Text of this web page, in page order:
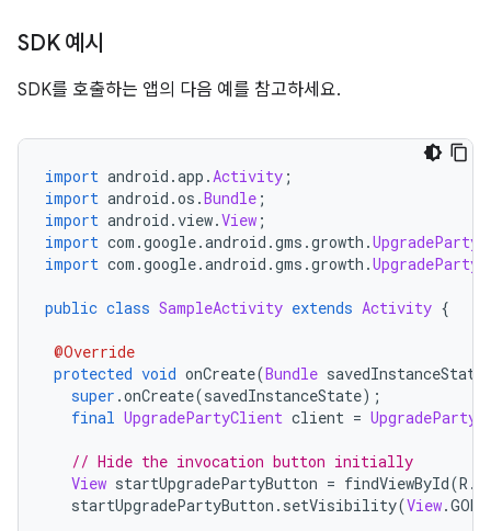
SDK 예시
SDK를 호출하는 앱의 다음 예를 참고하세요.
import android .app .Activity ;
import android .os .Bundle ;
import android .view.View ;
import com .google.android .gms .growth .UpgradeParty
import com .google.android .gms .growth .
public class SampleActivity extends Activity {
@Override
protected void onCreate(Bundle savedInstanceState
super .onCreate(savedInstanceState);
final UpgradePartyClient client = UpgradeParty
// Hide the invocation button initially
View startUpgradePartyButton = findViewById(R .
startUpgradePartyButton . setVisibility(View.GONE